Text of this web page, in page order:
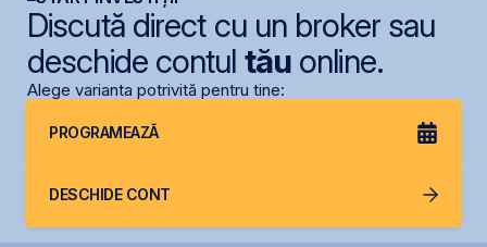
Discută direct cu un broker sau
deschide contul tăuonline.
Alege varianta potrivită pentru tine:
PROGRAMEAZĂ
DESCHIDE CONT